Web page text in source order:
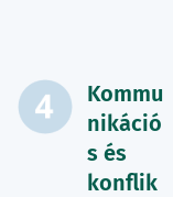
Kommu
nikáció
s és
konflik